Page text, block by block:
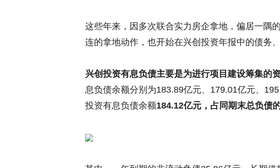
这些年来，因多次联合实力房企拿地，偏居一隅
连的拿地动作，也开始在兴创投资年报中的债务
兴创投资有息负债主要是为进行项目建设筹集的资
息负债余额分别为183.89亿元、179.01亿元、
投资有息负债余额184.12亿元，占同期末总负债